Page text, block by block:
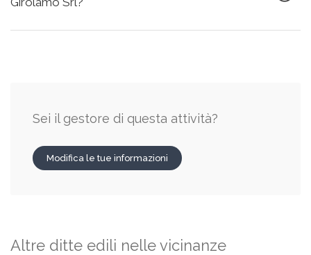
Sei il gestore di questa attività?
Modifica le tue informazioni
Altre ditte edili nelle vicinanze